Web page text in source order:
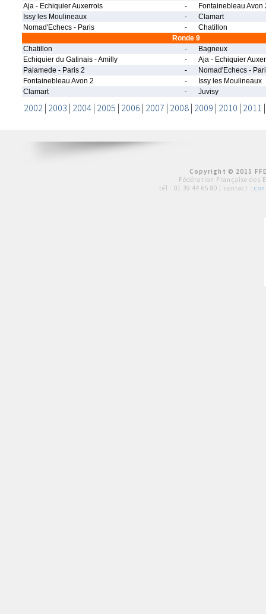
Aja - Echiquier Auxerrois
-
Fontainebleau Avon
Issy les Moulineaux
-
Clamart
Nomad'Echecs - Paris
-
Chatillon
Ronde 9
Chatillon
-
Bagneux
Echiquier du Gatinais - Amilly
-
Aja - Echiquier
Palamede - Paris 2
-
Nomad'Echecs -
Fontainebleau Avon 2
-
Issy les Moulineaux
Clamart
- Juvisy
2002| 2003 | 2004| 2005 | 2006 | 2007 | 2008| 2009 | 2010 | 2011
Copyright © 2015
Fédération Française des
tél : 01 39 44 65 80 | contact :